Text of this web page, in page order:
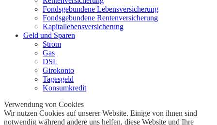
Fondsgebundene Lebensversicherung
Fondsgebundene Rentenversicherung
Kapitallebensversicherung
Geld und Sparen
Strom
Gas
DSL
Girokonto
Tagesgeld
Konsumkredit
Verwendung von Cookies
Wir nutzen Cookies auf unserer Website. Einige von ihnen sind
notwendig während andere uns helfen, diese Website und Ihre